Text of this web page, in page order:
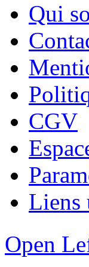
Qui
CGV
Liens
Open